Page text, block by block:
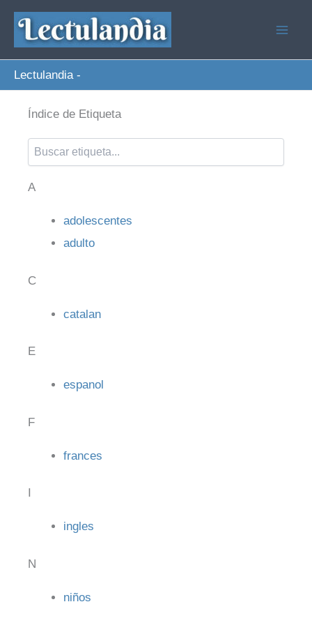
contenido
Lectulandia-
Índice de Etiqueta
A
adolescentes
adulto
C
catalan
E
espanol
F
frances
I
ingles
N
niños